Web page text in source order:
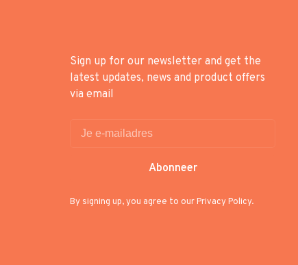
Sign up for our newsletter and get the
latest updates, news and product offers
via email
Abonneer
By signing up, you agree to our Privacy Policy.